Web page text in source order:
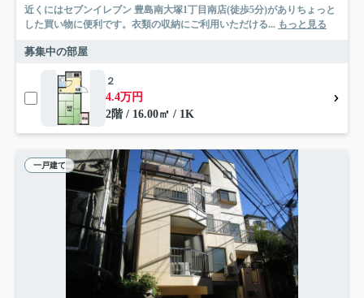
近くにはセブンイレブン 豊島南大塚1丁目南店(徒歩5分)がありちょっと
した買い物に便利です。衣類の収納にご利用いただける... もっと見る
募集中の部屋
２
4.4万円
2階 / 16.00㎡ / 1K
一戸建て